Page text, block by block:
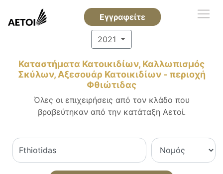
Εγγραφείτε
2021
Καταστήματα Κατοικιδίων, Καλλωπισμός
Σκύλων, Αξεσουάρ Κατοικιδίων - περιοχή
Φθιώτιδας
Όλες οι επιχειρήσεις από τον κλάδο που
βραβεύτηκαν από την κατάταξη Αετοί.